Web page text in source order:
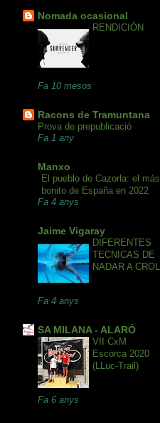
Nomada ocasional
RENDICIÓN
Fa 10 mesos
Racons de Tramuntana
Prova de prepublicació
Fa 1 any
Manxo
El pueblo de Cazorla: el más
bonito de España en 2022
Fa 4 anys
Jaime Vigaray
DIFERENTES
TECNICAS DE
NADAR A CROL
Fa 4 anys
SA MILANA - ALARÓ
VII CxM
Escorca 2020
(LLuc-Trail)
Fa 6 anys